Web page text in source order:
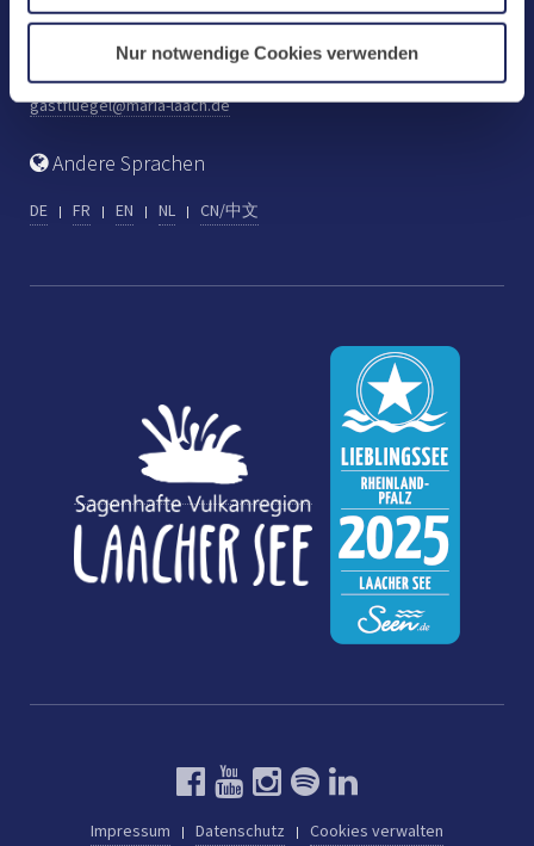
Nur notwendige Cookies verwenden
Tel: +49 (0) 2652 59-313
Fax: +49 (0) 2652 59-282
gastfluegel@maria-laach.de
Andere Sprachen
DE FR EN NL CN/中文
Impressum Datenschutz Cookies verwalten